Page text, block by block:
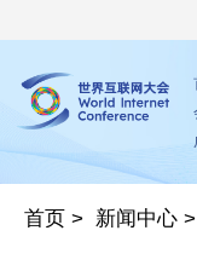
首页 > 新闻中心